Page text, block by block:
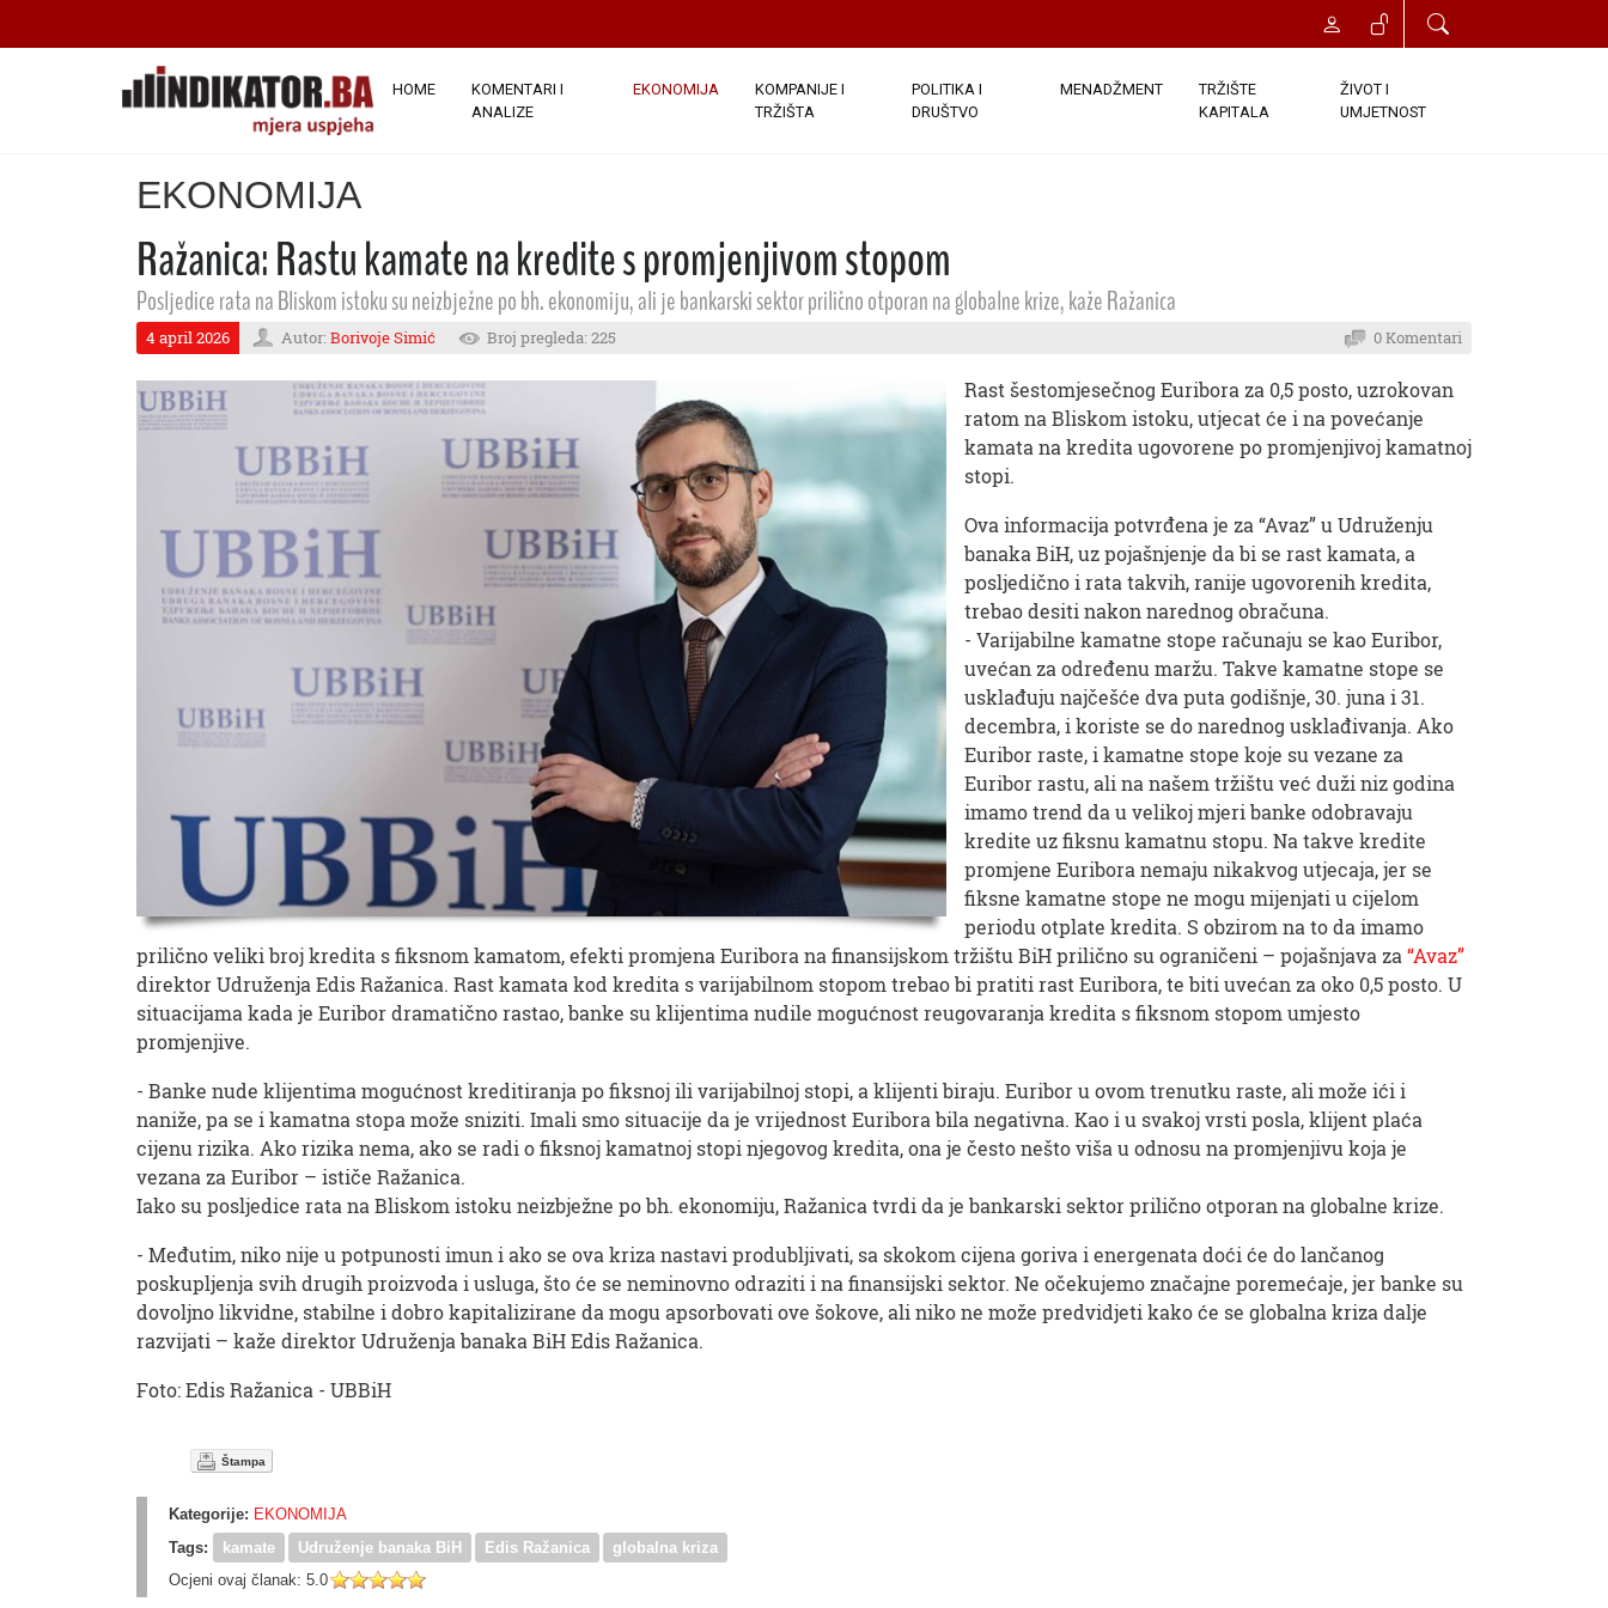
HOME
KOMENTARI I
ANALIZE
EKONOMIJA
KOMPANIJE I
TRŽIŠTA
POLITIKA I
DRUŠTVO
MENADŽMENT
TRŽIŠTE
KAPITALA
ŽIVOT I
UMJETNOST
EKONOMIJA
Ražanica: Rastu kamate na kredite s promjenjivom stopom
Posljedice rata na Bliskom istoku su neizbježne po bh. ekonomiju, ali je bankarski sektor prilično otporan na globalne krize, kaže Ražanica
4 april 2026 Autor: Borivoje Simić Broj pregleda: 225 0 Komentari
Rast šestomjesečnog Euribora za 0,5 posto, uzrokovan
ratom na Bliskom istoku, utjecat će i na povećanje
kamata na kredita ugovorene po promjenjivoj kamatnoj
stopi.
Ova informacija potvrđena je za “Avaz” u Udruženju
banaka BiH, uz pojašnjenje da bi se rast kamata, a
posljedično i rata takvih, ranije ugovorenih kredita,
trebao desiti nakon narednog obračuna.
- Varijabilne kamatne stope računaju se kao Euribor,
uvećan za određenu maržu. Takve kamatne stope se
usklađuju najčešće dva puta godišnje, 30. juna i 31.
decembra, i koriste se do narednog usklađivanja. Ako
Euribor raste, i kamatne stope koje su vezane za
Euribor rastu, ali na našem tržištu već duži niz godina
imamo trend da u velikoj mjeri banke odobravaju
kredite uz fiksnu kamatnu stopu. Na takve kredite
promjene Euribora nemaju nikakvog utjecaja, jer se
fiksne kamatne stope ne mogu mijenjati u cijelom
periodu otplate kredita. S obzirom na to da imamo
prilično veliki broj kredita s fiksnom kamatom, efekti promjena Euribora na finansijskom tržištu BiH prilično su ograničeni – pojašnjava za “Avaz”
direktor Udruženja Edis Ražanica. Rast kamata kod kredita s varijabilnom stopom trebao bi pratiti rast Euribora, te biti uvećan za oko 0,5 posto. U
situacijama kada je Euribor dramatično rastao, banke su klijentima nudile mogućnost reugovaranja kredita s fiksnom stopom umjesto
promjenjive.
- Banke nude klijentima mogućnost kreditiranja po fiksnoj ili varijabilnoj stopi, a klijenti biraju. Euribor u ovom trenutku raste, ali može ići i
naniže, pa se i kamatna stopa može sniziti. Imali smo situacije da je vrijednost Euribora bila negativna. Kao i u svakoj vrsti posla, klijent plaća
cijenu rizika. Ako rizika nema, ako se radi o fiksnoj kamatnoj stopi njegovog kredita, ona je često nešto viša u odnosu na promjenjivu koja je
vezana za Euribor – ističe Ražanica.
Iako su posljedice rata na Bliskom istoku neizbježne po bh. ekonomiju, Ražanica tvrdi da je bankarski sektor prilično otporan na globalne krize.
- Međutim, niko nije u potpunosti imun i ako se ova kriza nastavi produbljivati, sa skokom cijena goriva i energenata doći će do lančanog
poskupljenja svih drugih proizvoda i usluga, što će se neminovno odraziti i na finansijski sektor. Ne očekujemo značajne poremećaje, jer banke su
dovoljno likvidne, stabilne i dobro kapitalizirane da mogu apsorbovati ove šokove, ali niko ne može predvidjeti kako će se globalna kriza dalje
razvijati – kaže direktor Udruženja banaka BiH Edis Ražanica.
Foto: Edis Ražanica - UBBiH
Štampa
Kategorije: EKONOMIJA
Tags:
kamate Udruženje banaka BiH Edis Ražanica
globalna kriza
Ocjeni ovaj članak: 5.0